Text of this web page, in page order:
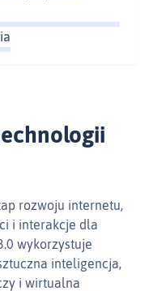
rozwoju internetu,
i interakcje dla
wykorzystuje
inteligencja,
i wirtualna